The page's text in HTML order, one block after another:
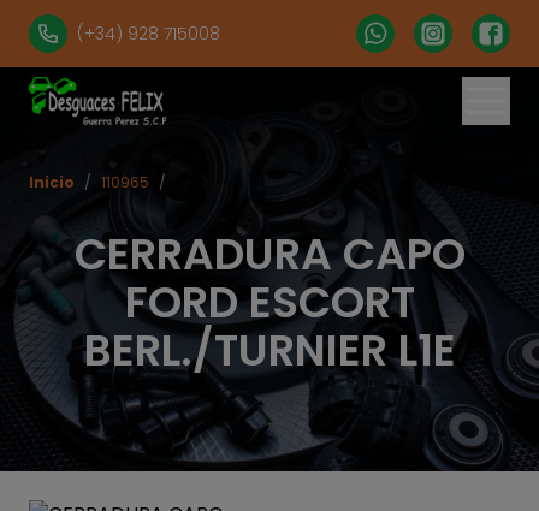
(+34) 928 715008
CERRADURA CAPO
FORD ESCORT
BERL./TURNIER L1E
Inicio / 110965 /